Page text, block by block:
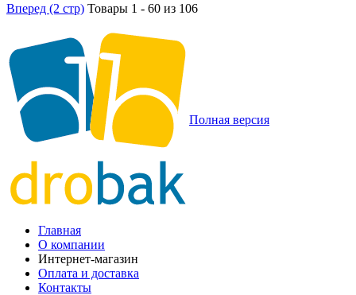
Вперед (2 стр) Товары 1 - 60 из 106
Полная версия
Главная
О компании
Интернет-магазин
Оплата и доставка
Контакты